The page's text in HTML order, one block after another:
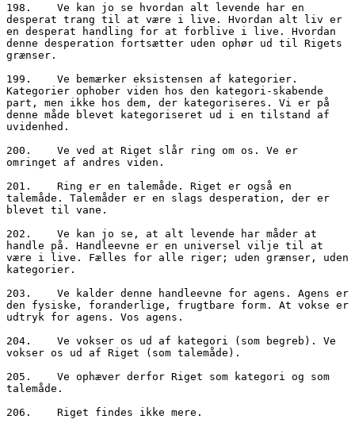
198.	Ve kan jo se hvordan alt levende har en
desperat trang til at være i live. Hvordan alt liv er
en desperat handling for at forblive i live. Hvordan
denne desperation fortsætter uden ophør ud til Rigets
grænser.
199.	Ve bemærker eksistensen af kategorier.
Kategorier ophober viden hos den kategori-skabende
part, men ikke hos dem, der kategoriseres. Vi er på
denne måde blevet kategoriseret ud i en tilstand af
uvidenhed.
200.	Ve ved at Riget slår ring om os. Ve er
omringet af andres viden.
201.	Ring er en talemåde. Riget er også en
talemåde. Talemåder er en slags desperation, der er
blevet til vane.
202.	Ve kan jo se, at alt levende har måder at
handle på. Handleevne er en universel vilje til at
være i live. Fælles for alle riger; uden grænser, uden
kategorier.
203.	Ve kalder denne handleevne for agens. Agens er
den fysiske, foranderlige, frugtbare form. At vokse er
udtryk for agens. Vos agens.
204.	Ve vokser os ud af kategori (som begreb). Ve
vokser os ud af Riget (som talemåde).
205.	Ve ophæver derfor Riget som kategori og som
talemåde.